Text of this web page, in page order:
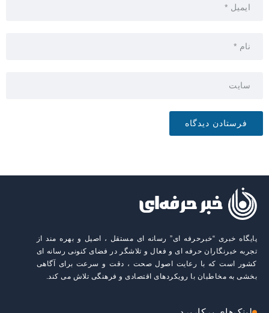
پایگاه خبری “خبرحرفه ای” رسانه ای مستقل ، اصیل و بهره مند از
تجربه خبرنگاران حرفه ای و فعال و تلاشگر در فضای کنونی رسانه ای
کشور است که با رعایت اصول صحت ، دقت و سرعت برای آگاهی
بخشی به مخاطبان با رویکردهای اقتصادی و فرهنگی تلاش می کند.